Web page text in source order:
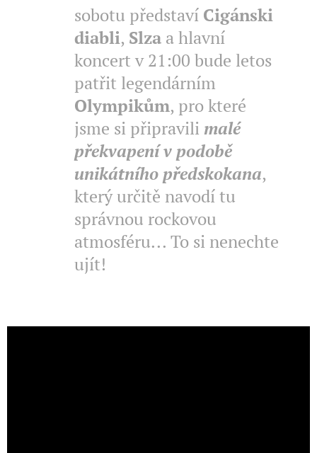
sobotu představí Cigánski
diabli, Slza a hlavní
koncert v 21:00 bude letos
patřit legendárním
Olympikům, pro které
jsme si připravili malé
překvapení v podobě
unikátního předskokana,
který určitě navodí tu
správnou rockovou
atmosféru... To si nenechte
ujít!